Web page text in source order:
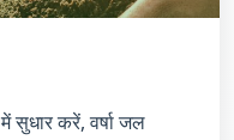
सुधार करें, वर्षा जल